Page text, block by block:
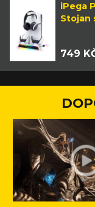
iPega
Stojan
749